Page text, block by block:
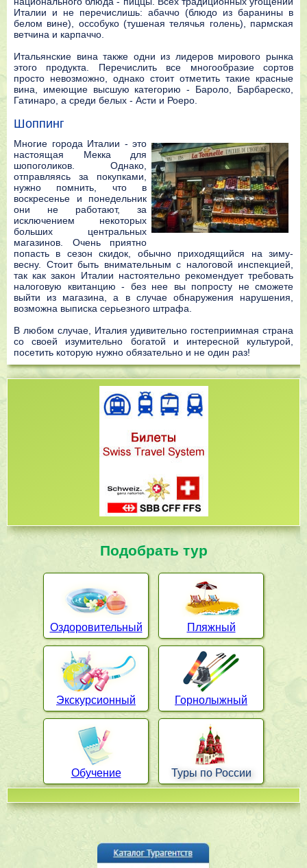
Италии и не перечислишь: абаччо (блюдо из баранины в
белом вине), оссобуко (тушеная телячья голень), пармская
ветчина и карпаччо.
Итальянские вина также одни из лидеров мирового рынка
этого продукта. Перечислить все многообразие сортов
просто невозможно, однако стоит отметить такие красные
вина, имеющие высшую категорию - Бароло, Барбареско,
Гатинаро, а среди белых - Асти и Роеро.
Шоппинг
Многие города Италии - это
настоящая Мекка для
шопоголиков. Однако,
отправляясь за покупками,
нужно помнить, что в
воскресенье и понедельник
они не работают, за
исключением некоторых
больших центральных
магазинов. Очень приятно
попасть в сезон скидок, обычно приходящийся на зиму-
весну. Стоит быть внимательным с налоговой инспекцией,
так как закон Италии настоятельно рекомендует требовать
налоговую квитанцию - без нее вы попросту не сможете
выйти из магазина, а в случае обнаружения нарушения,
возможна выписка серьезного штрафа.
В любом случае, Италия удивительно гостеприимная страна
со своей изумительно богатой и интересной культурой,
посетить которую нужно обязательно и не один раз!
Подобрать тур
Оздоровительный Пляжный
Экскурсионный Горнолыжный
Обучение Туры по России